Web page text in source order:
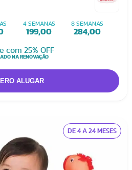
4 SEMANAS
199,00
8 SEMANAS
284,00
com 25% OFF
NA RENOVAÇÃO
DE 4 A 24 MESES